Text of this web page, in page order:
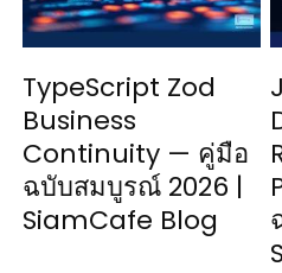
TypeScript Zod
Business
Continuity — คู่มือ
ฉบับสมบูรณ์ 2026 |
SiamCafe Blog